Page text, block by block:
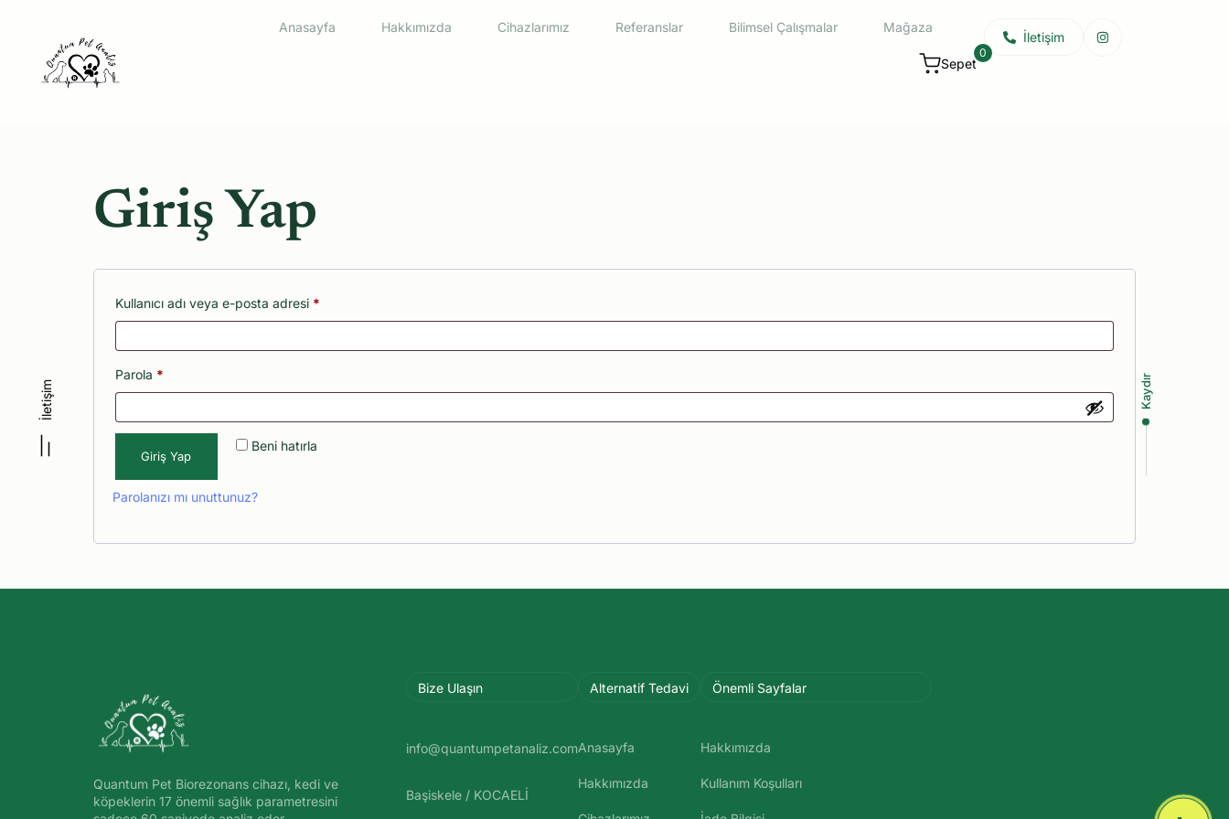
Anasayfa Hakkımızda Cihazlarımız Referanslar Bilimsel Çalışmalar Mağaza
Sepet
0
İletişim
İletişim Kaydır
Giriş Yap
Kullanıcı adı veya e-posta adresi *
Parola *
Beni hatırla
Giriş Yap
Parolanızı mı unuttunuz?
Quantum Pet Biorezonans cihazı, kedi ve
köpeklerin 17 önemli sağlık parametresini
Bize Ulaşın
info@quantumpetanaliz.com
Başiskele / KOCAELİ
Alternatif Tedavi
Anasayfa
Hakkımızda
Önemli Sayfalar
Hakkımızda
Kullanım Koşulları